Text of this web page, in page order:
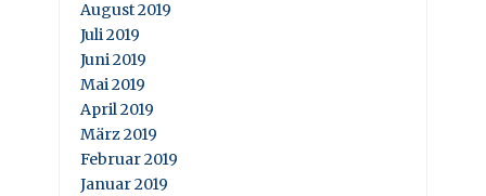
August 2019
Juli 2019
Juni 2019
Mai 2019
April 2019
März 2019
Februar 2019
Januar 2019